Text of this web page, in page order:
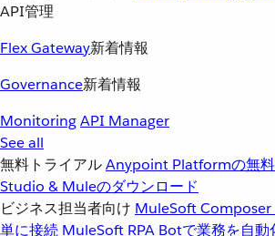
API管理
Flex Gateway新着情報
Governance新着情報
MonitoringAPI Manager
See all
無料トライアルAnypoint Platformの無
Studio & Muleのダウンロード
ビジネス担当者向け MuleSoft Composer
単に接続 MuleSoft RPA Botで業務を自動